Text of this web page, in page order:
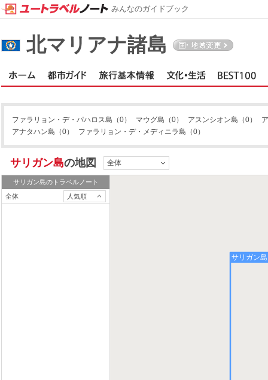
北マリアナ諸島
ファラリョン・デ・パハロス島 （0） マウグ島 （0） アスンシオン島 （0）
アナタハン島 （0） ファラリョン・デ・メディニラ島 （0）
サリガン島の地図 全体
サリガン島のトラベルノート
全体
人気順
サリガン島
みんなのガイドブック